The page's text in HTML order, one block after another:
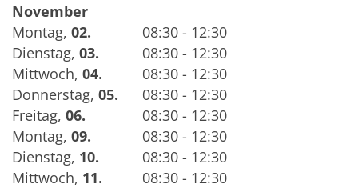
November
Montag, 02.
08:30 - 12:30
Dienstag, 03.
08:30 - 12:30
Mittwoch, 04.
08:30 - 12:30
Donnerstag, 05.
08:30 - 12:30
Freitag, 06.
08:30 - 12:30
Montag, 09.
08:30 - 12:30
Dienstag, 10.
08:30 - 12:30
Mittwoch, 11. 08:30 - 12:30